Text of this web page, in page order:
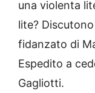
una violenta
lite?
fidanzato di
Espedito a
Gagliotti.